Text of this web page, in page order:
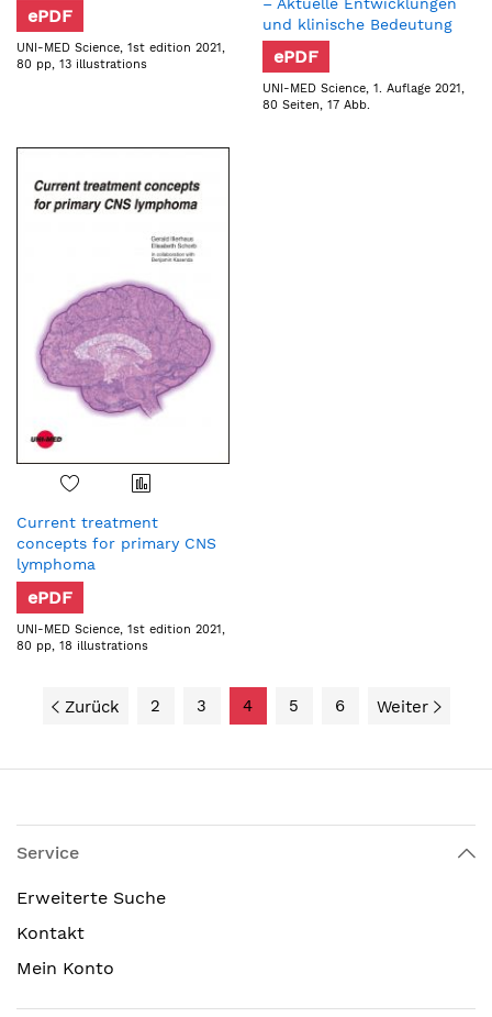
ePDF
UNI-MED Science, 1st edition 2021,
80 pp, 13 illustrations
– Aktuelle Entwicklungen
und klinische Bedeutung
ePDF
UNI-MED Science, 1. Auflage 2021,
80 Seiten, 17 Abb.
Current treatment
concepts for primary CNS
lymphoma
ePDF
UNI-MED Science, 1st edition 2021,
80 pp, 18 illustrations
Zurück 2 3 4 5 6 Weiter
Service
Erweiterte Suche
Kontakt
Mein Konto